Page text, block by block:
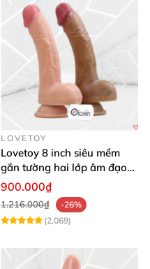
LOVETOY
Lovetoy 8 inch siêu mềm
gắn tường hai lớp âm đạo
giả chuẩn y tế
900.000₫
1.216.000₫
-26%
(2,069)